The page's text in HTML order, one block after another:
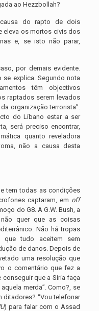
ao Hezzbollah?
do rapto de dois
eleva os mortos civis dos
e, se isto não parar,
por demais evidente.
se explica. Segundo nota
têm objectivos
raptados serem levados
organização terrorista”.
do Líbano estar a ser
será preciso encontrar,
quanto reveladora
não a causa desta
tem todas as condições
captaram, em off
do G8. A G.W. Bush, a
quer que as coisas
Não há tropas
que tudo aceitem sem
de danos. Depois de
uma resolução que
o comentário que fez a
conseguir que a Síria faça
merda”. Como?, se
“Vou telefonar
) para falar com o Assad